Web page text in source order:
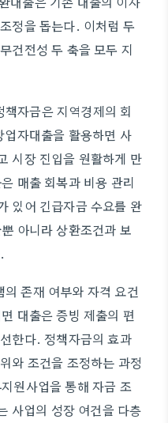
정을 돕는다. 이처럼 두
건전성 두 축을 모두 지
자금은 지역경제의 회
자대출을 활용하면 사
시장 진입을 원활하게 만
매출 회복과 비용 관리
있어 긴급자금 수요를 완
아니라 상환조건과 보
존재 여부와 자격 요건
대출은 증빙 제출의 편
한다. 정책자금의 효과
와 조건을 조정하는 과정
원사업을 통해 자금 조
사업의 성장 여건을 다층